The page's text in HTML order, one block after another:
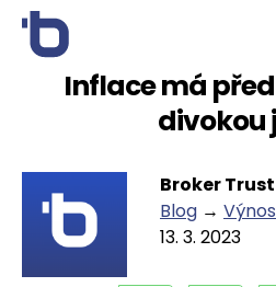
Inflace má
divokou
Broker Trust
Blog →
13. 3. 2023